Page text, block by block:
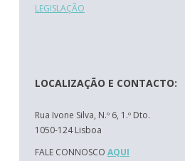
LEGISLAÇÃO
LOCALIZAÇÃO E CONTACTO:
Rua Ivone Silva, N.º 6, 1.º Dto.
1050-124 Lisboa
FALE CONNOSCO AQUI